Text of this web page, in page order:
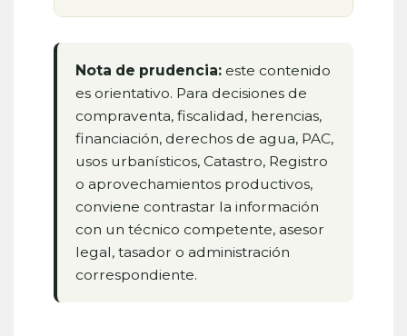
Nota de prudencia: este contenido
es orientativo. Para decisiones de
compraventa, fiscalidad, herencias,
financiación, derechos de agua, PAC,
usos urbanísticos, Catastro, Registro
o aprovechamientos productivos,
conviene contrastar la información
con un técnico competente, asesor
legal, tasador o administración
correspondiente.